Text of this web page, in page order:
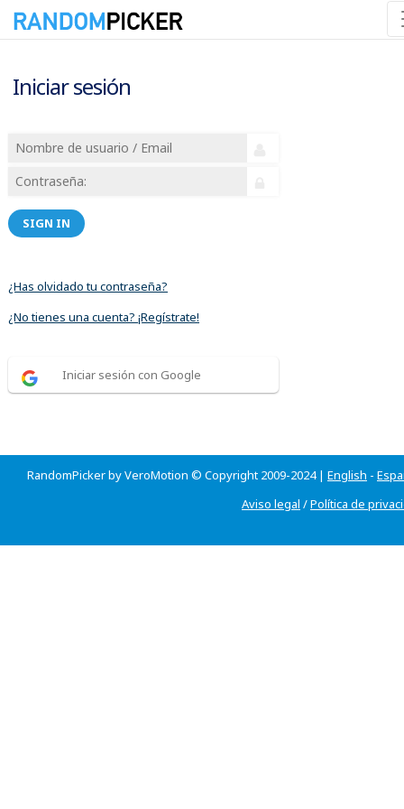
Iniciar sesión
SIGN IN
¿Has olvidado tu contraseña?
¿No tienes una cuenta? ¡Regístrate!
Iniciar sesión con Google
RandomPicker by VeroMotion © Copyright 2009-2024 | English -
Aviso legal /Política de